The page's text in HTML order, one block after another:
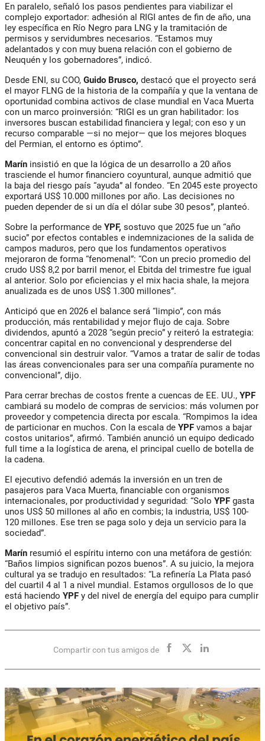
En paralelo, señaló los pasos pendientes para viabilizar el
complejo exportador: adhesión al RIGI antes de fin de año, una
ley específica en Río Negro para LNG y la tramitación de
permisos y servidumbres necesarios. “Estamos muy
adelantados y con muy buena relación con el gobierno de
Neuquén y los gobernadores”, indicó.
Desde ENI, su COO, Guido Brusco, destacó que el proyecto será
el mayor FLNG de la historia de la compañía y que la ventana de
oportunidad combina activos de clase mundial en Vaca Muerta
con un marco proinversión: “RIGI es un gran habilitador: los
inversores buscan estabilidad financiera y legal; con eso y un
recurso comparable —si no mejor— que los mejores bloques
del Permian, el entorno es óptimo”.
Marín insistió en que la lógica de un desarrollo a 20 años
trasciende el humor financiero coyuntural, aunque admitió que
la baja del riesgo país “ayuda” al fondeo. “En 2045 este proyecto
exportará US$ 10.000 millones por año. Las decisiones no
pueden depender de si un día el dólar sube 30 pesos”, planteó.
Sobre la performance de YPF, sostuvo que 2025 fue un “año
sucio” por efectos contables e indemnizaciones de la salida de
campos maduros, pero que los fundamentos operativos
mejoraron de forma “fenomenal”: “Con un precio promedio del
crudo US$ 8,2 por barril menor, el Ebitda del trimestre fue igual
al anterior. Solo por eficiencias y el mix hacia shale, la mejora
anualizada es de unos US$ 1.300 millones”.
Anticipó que en 2026 el balance será “limpio”, con más
producción, más rentabilidad y mejor flujo de caja. Sobre
dividendos, apuntó a 2028 “según precio” y reiteró la estrategia:
concentrar capital en no convencional y desprenderse del
convencional sin destruir valor. “Vamos a tratar de salir de todas
las áreas convencionales para ser una compañía puramente no
convencional”, dijo.
Para cerrar brechas de costos frente a cuencas de EE. UU., YPF
cambiará su modelo de compras de servicios: más volumen por
proveedor y competencia directa por escala. “Rompimos la idea
de particionar en muchos. Con la escala de YPF vamos a bajar
costos unitarios”, afirmó. También anunció un equipo dedicado
full time a la logística de arena, el principal cuello de botella de
la cadena.
El ejecutivo defendió además la inversión en un tren de
pasajeros para Vaca Muerta, financiable con organismos
internacionales, por productividad y seguridad: “Solo YPF gasta
unos US$ 50 millones al año en combis; la industria, US$ 100-
120 millones. Ese tren se paga solo y deja un servicio para la
sociedad”.
Marín resumió el espíritu interno con una metáfora de gestión:
“Baños limpios significan pozos buenos”. A su juicio, la mejora
cultural ya se tradujo en resultados: “La refinería La Plata pasó
del cuartil 4 al 1 a nivel mundial. Estamos orgullosos de lo que
está haciendo YPF y del nivel de energía del equipo para cumplir
el objetivo país”.
Compartir con tus amigos de